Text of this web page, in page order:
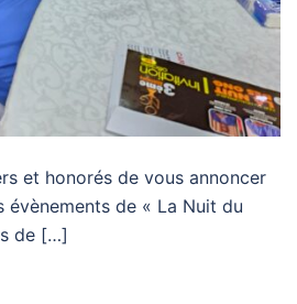
et honorés de vous annoncer
évènements de « La Nuit du
de […]